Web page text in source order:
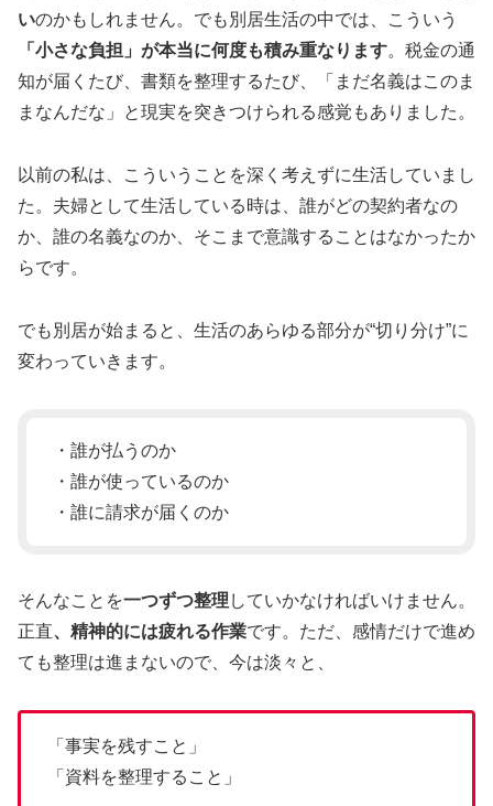
いのかもしれません。でも別居生活の中では、こういう
「小さな負担」が本当に何度も積み重なります。税金の通
知が届くたび、書類を整理するたび、「まだ名義はこのま
まなんだな」と現実を突きつけられる感覚もありました。
以前の私は、こういうことを深く考えずに生活していまし
た。夫婦として生活している時は、誰がどの契約者なの
か、誰の名義なのか、そこまで意識することはなかったか
らです。
でも別居が始まると、生活のあらゆる部分が“切り分け”に
変わっていきます。
・誰が払うのか
・誰が使っているのか
・誰に請求が届くのか
そんなことを一つずつ整理 していかなければいけません。
正直、精神的には疲れる作業です。ただ、感情だけで進め
ても整理は進まないので、今は淡々と、
「事実を残すこと」
「資料を整理すること」